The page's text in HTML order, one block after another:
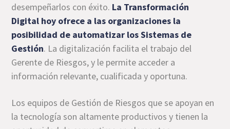
desempeñarlos con éxito. La Transformación
Digital hoy ofrece a las organizaciones la
posibilidad de automatizar los Sistemas de
Gestión. La digitalización facilita el trabajo del
Gerente de Riesgos, y le permite acceder a
información relevante, cualificada y oportuna.
Los equipos de Gestión de Riesgos que se apoyan en
la tecnología son altamente productivos y tienen la